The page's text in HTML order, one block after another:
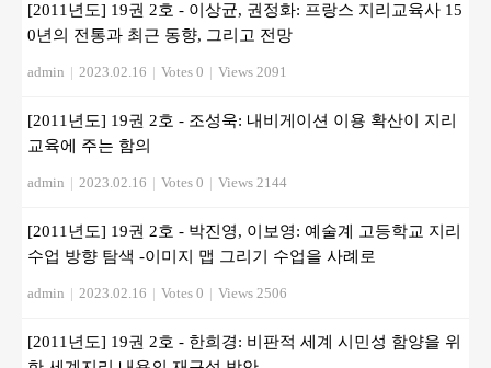
[2011년도] 19권 2호 - 이상균, 권정화: 프랑스 지리교육사 15
0년의 전통과 최근 동향, 그리고 전망
admin | 2023.02.16 | Votes 0 | Views 2091
[2011년도] 19권 2호 - 조성욱: 내비게이션 이용 확산이 지리
교육에 주는 함의
admin | 2023.02.16 | Votes 0 | Views 2144
[2011년도] 19권 2호 - 박진영, 이보영: 예술계 고등학교 지리
수업 방향 탐색 -이미지 맵 그리기 수업을 사례로
admin | 2023.02.16 | Votes 0 | Views 2506
[2011년도] 19권 2호 - 한희경: 비판적 세계 시민성 함양을 위